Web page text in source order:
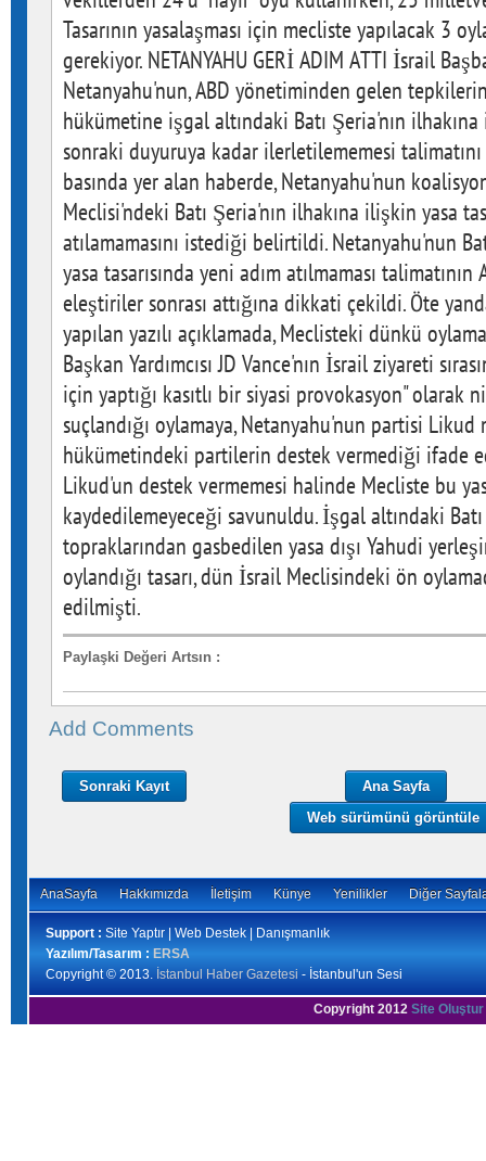
Tasarının yasalaşması için mecliste yapılacak 3
gerekiyor. NETANYAHU GERİ ADIM ATTI İsrail
Netanyahu'nun, ABD yönetiminden gelen
hükümetine işgal altındaki Batı Şeria'nın ilhakına
sonraki duyuruya kadar ilerletilememesi
basında yer alan haberde, Netanyahu'nun
Meclisi'ndeki Batı Şeria'nın ilhakına ilişkin yasa
atılamamasını istediği belirtildi. Netanyahu'nun
yasa tasarısında yeni adım atılmaması
eleştiriler sonrası attığına dikkati çekildi. Öte
yapılan yazılı açıklamada, Meclisteki dünkü
Başkan Yardımcısı JD Vance'nın İsrail ziyareti
için yaptığı kasıtlı bir siyasi provokasyon"
suçlandığı oylamaya, Netanyahu'nun partisi
hükümetindeki partilerin destek vermediği ifade
Likud'un destek vermemesi halinde Mecliste bu
kaydedilemeyeceği savunuldu. İşgal altındaki
topraklarından gasbedilen yasa dışı Yahudi
oylandığı tasarı, dün İsrail Meclisindeki ön
edilmişti.
Paylaşki Değeri Artsın :
Add Comments
Sonraki Kayıt
Ana Sayfa
Web sürümünü görüntüle
AnaSayfa Hakkımızda İletişim Künye Yenilikler Diğer
Support : Site Yaptır | Web Destek | Danışmanlık
Yazılım/Tasarım : ERSA
Copyright © 2013. İstanbul Haber Gazetesi - İstanbul'un Sesi
Copyright 2012 Site Oluştur